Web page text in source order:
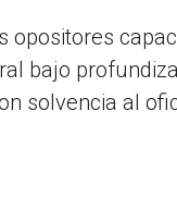
opositores
bajo
solvencia al